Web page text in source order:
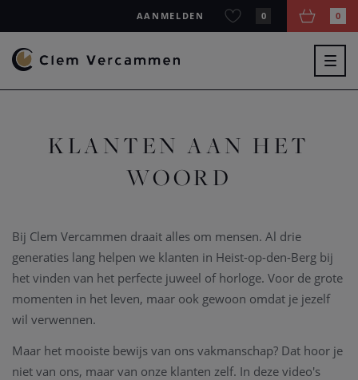
AANMELDEN 0 0
KLANTEN AAN HET
WOORD
Bij Clem Vercammen draait alles om mensen. Al drie
generaties lang helpen we klanten in Heist-op-den-Berg bij
het vinden van het perfecte juweel of horloge. Voor de grote
momenten in het leven, maar ook gewoon omdat je jezelf
wil verwennen.
Maar het mooiste bewijs van ons vakmanschap? Dat hoor je
niet van ons, maar van onze klanten zelf. In deze video's